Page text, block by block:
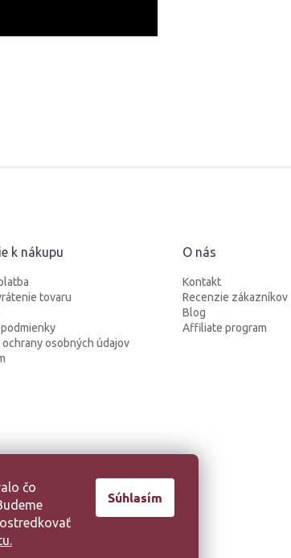
čo
Súhlasím
k nákupu
tovaru
ochrany osobných údajov
O nás
Kontakt
Recenzie zákazníkov
Blog
Affiliate program